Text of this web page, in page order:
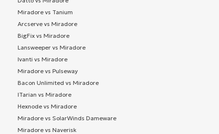
Miradore vs Tanium
Arcserve vs Miradore
BigFix vs Miradore
Lansweeper vs Miradore
Ivanti vs Miradore
Miradore vs Pulseway
Bacon Unlimited vs Miradore
ITarian vs Miradore
Hexnode vs Miradore
Miradore vs SolarWinds Dameware
Miradore vs Naverisk